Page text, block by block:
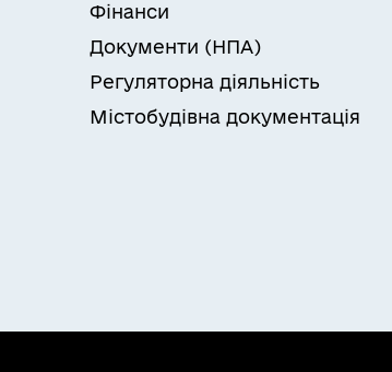
Фінанси
Документи (НПА)
Регуляторна діяльність
Містобудівна документація